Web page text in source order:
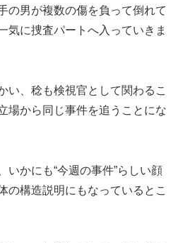
の男が複数の傷を負って倒れて
気に捜査パートへ入っていきま
い、稔も検視官として関わるこ
場から同じ事件を追うことにな
いかにも“今週の事件”らしい顔
の構造説明にもなっているとこ